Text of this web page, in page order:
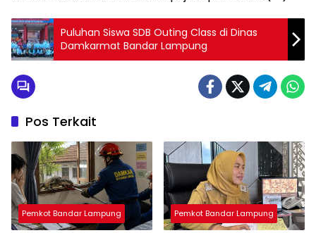
Puluhan Siswa SDB Outing Class di Dinas
Damkarmat Bandar Lampung
Pos Terkait
Pemkot Bandar Lampung Pemkot Bandar Lampung